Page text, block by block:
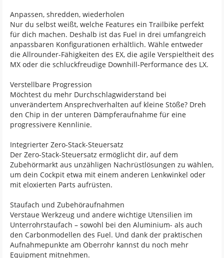
Anpassen, shredden, wiederholen
Nur du selbst weißt, welche Features ein Trailbike perfekt
für dich machen. Deshalb ist das Fuel in drei umfangreich
anpassbaren Konfigurationen erhältlich. Wähle entweder
die Allrounder-Fähigkeiten des EX, die agile Verspieltheit des
MX oder die schluckfreudige Downhill-Performance des LX.
Verstellbare Progression
Möchtest du mehr Durchschlagwiderstand bei
unverändertem Ansprechverhalten auf kleine Stöße? Dreh
den Chip in der unteren Dämpferaufnahme für eine
progressivere Kennlinie.
Integrierter Zero-Stack-Steuersatz
Der Zero-Stack-Steuersatz ermöglicht dir, auf dem
Zubehörmarkt aus unzähligen Nachrüstlösungen zu wählen,
um dein Cockpit etwa mit einem anderen Lenkwinkel oder
mit eloxierten Parts aufrüsten.
Staufach und Zubehöraufnahmen
Verstaue Werkzeug und andere wichtige Utensilien im
Unterrohrstaufach – sowohl bei den Aluminium- als auch
den Carbonmodellen des Fuel. Und dank der praktischen
Aufnahmepunkte am Oberrohr kannst du noch mehr
Equipment mitnehmen.